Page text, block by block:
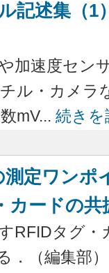
記述集（
加速度セン
ル・カメラ
mV... 続きを
定ワンポ
ードの共
RFIDタグ・
．（編集